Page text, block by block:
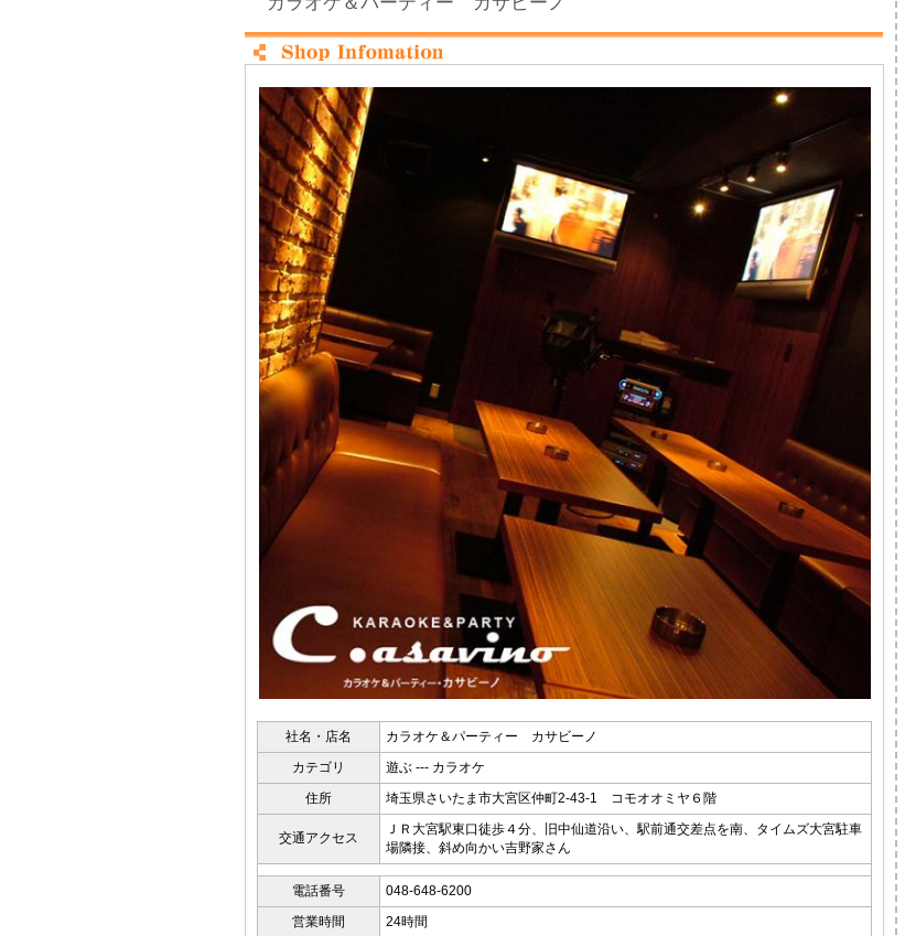
社名・店名
カラオケ＆パーティー カサビーノ
カテゴリ
遊ぶ --- カラオケ
住所
埼玉県さいたま市大宮区仲町2-43-1 コモオオミヤ６階
交通アクセス
ＪＲ大宮駅東口徒歩４分、旧中仙道沿い、駅前通交差点を南、タイムズ大宮駐車
場隣接、斜め向かい吉野家さん
電話番号
048-648-6200
営業時間
24時間